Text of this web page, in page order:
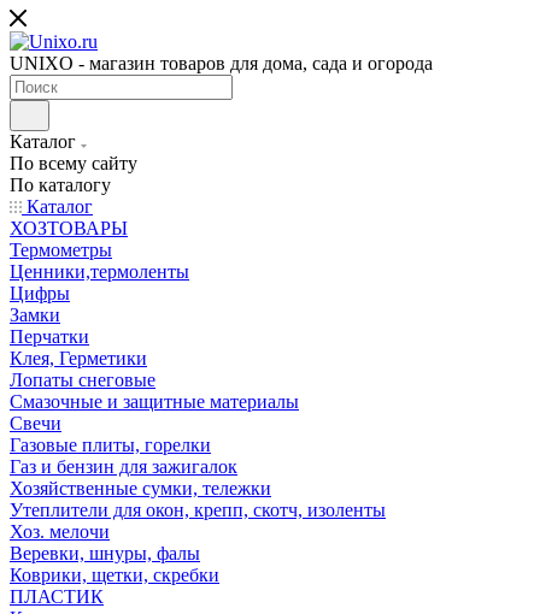
UNIXO - магазин товаров для дома, сада и огорода
Каталог
По всему сайту
По каталогу
Каталог
ХОЗТОВАРЫ
Термометры
Ценники,термоленты
Цифры
Замки
Перчатки
Клея, Герметики
Лопаты снеговые
Смазочные и защитные материалы
Свечи
Газовые плиты, горелки
Газ и бензин для зажигалок
Хозяйственные сумки, тележки
Утеплители для окон, крепп, скотч, изоленты
Хоз. мелочи
Веревки, шнуры, фалы
Коврики, щетки, скребки
ПЛАСТИК